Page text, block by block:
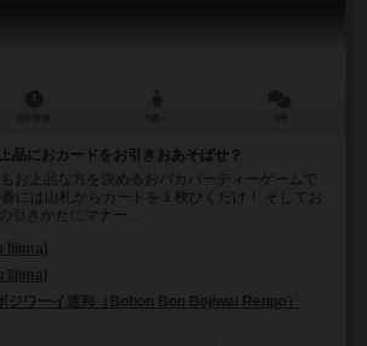
品におカードをお引きおあそばせ？
お上品な方を決めるおバカパーティーゲームで
には山札からカードを１枚ひくだけ！ そしてお
引きかたにマナー...
Iijima)
Iijima)
ジワーイ連邦（Bobon Bon Bojiwai Renpo）